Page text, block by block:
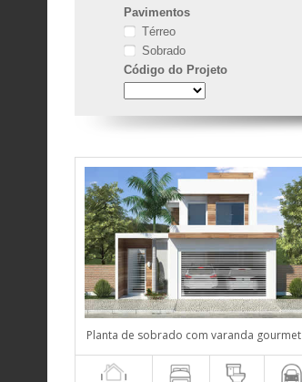
Pavimentos
Térreo
Sobrado
Código do Projeto
Planta de sobrado com varanda gourmet